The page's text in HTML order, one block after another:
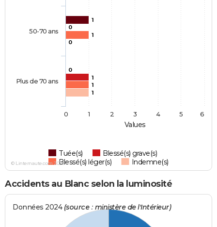
Values
1
0
0
1
1
1
0
1
Tuée(s)
Blessé(s) grave(s)
Blessé(s) léger(s)
Indemne(s)
50-70 ans
Plus de 70 ans
0 1 2 3 4 5 6
© Linternaute.com 2026
Accidents au Blanc selon la luminosité
Données 2024 (source : ministère de l'Intérieur)